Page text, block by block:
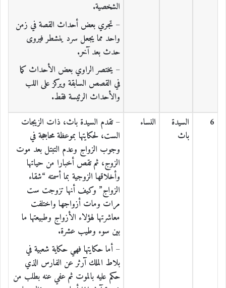
الشخصية.
– تجري بعض أحداث القصة في زمن
واحد مما يجعل سرد ينشطر فيروى
حدث بعد آخر.
– يختصر الراوي بعض الأحداث كما
في القصص السابقة ويركز على اللب
والأحداث الرئيسة فقط.
6
السيدة
باث
النساء
– تقدم السيدة باث، ذات الزيجات
الست، لحكايتها بموعظة محاججة في
وجوب الزواج وعدم التبتل بعد موت
الزوج، ثم تقص أخبارا من حياتها
وأخلاقها الزوجية بما أسمته “شقاء
الزواج” وكيف أنها تزوجت ست
مرات ومات أزواجها واختلفت
معاشرتها لهؤلاء الأزواج وطبيعتها ما
بين سوء وطيب عشرة.
– أما حكايتها فهي حكاية شعبية في
بلاط الملك آرثر عن الفارس الذي
حكم عليه بالموت ثم عفي عنه بطلب من